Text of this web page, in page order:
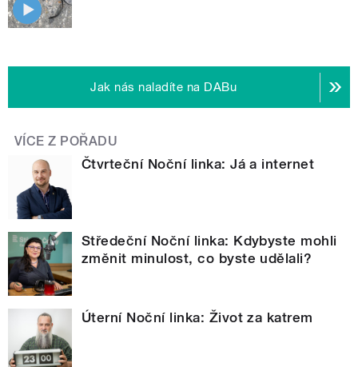
Jak nás naladíte na DABu
VÍCE Z POŘADU
Čtvrteční Noční linka: Já a internet
Středeční Noční linka: Kdybyste mohli
změnit minulost, co byste udělali?
Úterní Noční linka: Život za katrem